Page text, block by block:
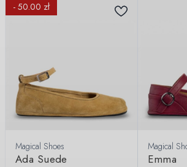
- 50.00 zł
Magical Shoes
Ada Suede
Magical
Emma